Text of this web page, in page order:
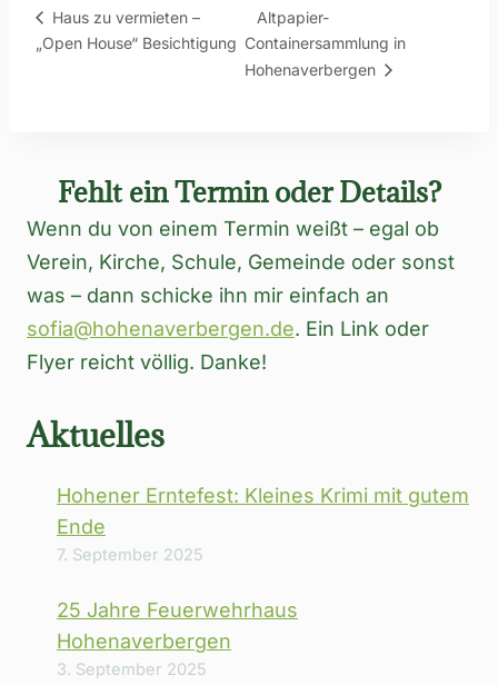
Haus zu vermieten –
„Open House“ Besichtigung
Altpapier-
Containersammlung in
Hohenaverbergen
Fehlt ein Termin oder Details?
Wenn du von einem Termin weißt – egal ob
Verein, Kirche, Schule, Gemeinde oder sonst
was – dann schicke ihn mir einfach an
sofia@hohenaverbergen.de. Ein Link oder
Flyer reicht völlig. Danke!
Aktuelles
Hohener Erntefest: Kleines Krimi mit gutem
Ende
7. September 2025
25 Jahre Feuerwehrhaus
Hohenaverbergen
3. September 2025